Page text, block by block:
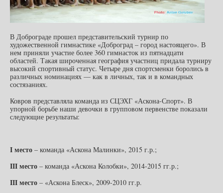
В Доброграде прошел представительский турнир по
художественной гимнастике «Доброград – город настоящего». В
нем приняли участие более 360 гимнасток из пятнадцати
областей. Такая широченная география участниц придала турниру
высокий спортивный статус. Четыре дня спортсменки боролись в
различных номинациях — как в личных, так и в командных
состязаниях.
Ковров представляла команда из СЦЭХГ «Аскона-Спорт». В
упорной борьбе наши девочки в групповом первенстве показали
следующие результаты:
Iместо – команда «Аскона Малинки», 2015 г.р.;
IIIместо – команда «Аскона Колобки», 2014-2015 гг.р.;
IIIместо – «Аскона Блеск», 2009-2010 гг.р.